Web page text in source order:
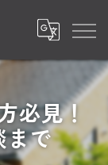
必見！
まで